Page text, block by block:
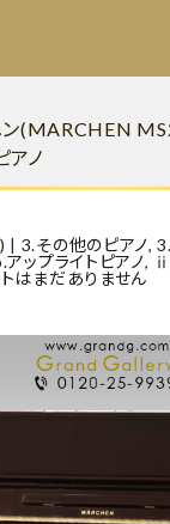
ン(MARCHEN
アノ
) | 3.その他のピアノ,
アップライトピアノ,
はまだありません